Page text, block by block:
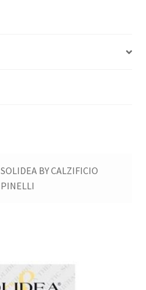
SOLIDEA BY CALZIFICIO
PINELLI